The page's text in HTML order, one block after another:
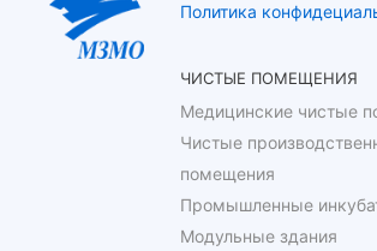
Политика
ЧИСТЫЕ ПОМЕЩЕНИЯ
Медицинские чистые
Чистые
помещения
Промышленные
Модульные здания